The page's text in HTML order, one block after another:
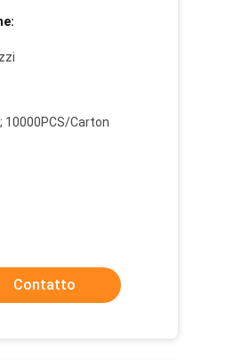
10000PCS/Carton
Contatto